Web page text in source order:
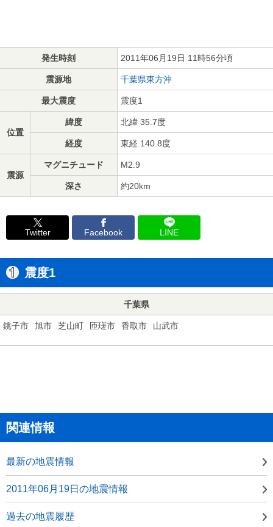
発生時刻 2011年06月19日 11時56分頃
震源地 千葉県東方沖
最大震度 震度1
位置
緯度 北緯 35.7度
経度 東経 140.8度
震源
マグニチュード M2.9
深さ 約20km
Twitter Facebook LINE
震度1
千葉県
銚子市 旭市 芝山町 匝瑳市 香取市 山武市
関連情報
最新の地震情報
2011年06月19日の地震情報
過去の地震履歴